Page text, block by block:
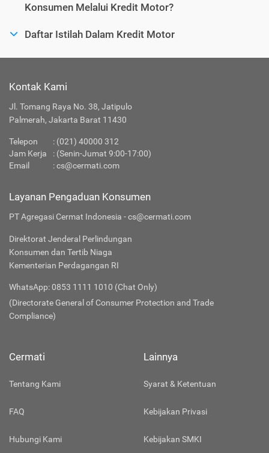
Konsumen Melalui Kredit Motor?
Daftar Istilah Dalam Kredit Motor
Kontak Kami
Jl. Tomang Raya No. 38, Jatipulo
Palmerah, Jakarta Barat 11430
Telepon : (021) 40000 312
Jam Kerja
: (Senin-Jumat 9:00-17:00)
Email
:cs@cermati.com
Layanan Pengaduan Konsumen
PT Agregasi Cermat Indonesia - cs@cermati.com
Direktorat Jenderal Perlindungan
Konsumen dan Tertib Niaga
Kementerian Perdagangan RI
WhatsApp: 0853 1111 1010 (Chat Only)
(Directorate General of Consumer Protection and Trade
Compliance)
Cermati
Tentang Kami
FAQ
Hubungi Kami
Lainnya
Syarat & Ketentuan
Kebijakan Privasi
Kebijakan SMKI